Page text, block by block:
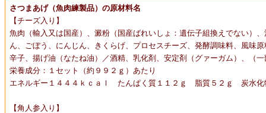
さつまあげ（魚肉練製品）の原材料名
【チーズ入り】
魚肉（輸入又は国産）、澱粉（国産ばれいしょ：遺伝子組換えでない）
ん、ごぼう、にんじん、きくらげ、プロセスチーズ、発酵調味料、風味
辛子、揚げ油（なたね油）／酒精、乳化剤、安定剤（グァーガム）、（
栄養成分：１セット（約９９２ｇ）あたり
エネルギー１４４４ｋｃａｌ たんぱく質１１２ｇ 脂質５２ｇ 炭水
【角人参入り】